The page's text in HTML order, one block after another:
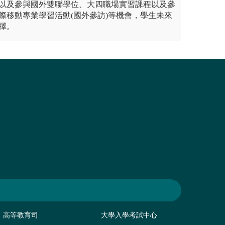
及參與國外雙聯學位、大四職場實習課程以及參
移動專業學習活動(國外參訪)等機會，學生未來
。
高等教育司 大學入學考試中心